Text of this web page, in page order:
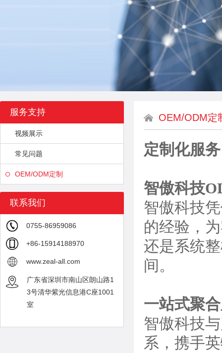
服务支持
视频展示
常见问题
OEM/ODM定制
联系我们
0755-86959086
+86-15914188970
www.zeal-all.com
广东省深圳市南山区朗山路1
3号清华紫光信息港C座1001
室
OEM/ODM定
定制化服
智傲科技
智傲科技
的经验，
还是系统
间。
一站式聚
智傲科技
系，携手